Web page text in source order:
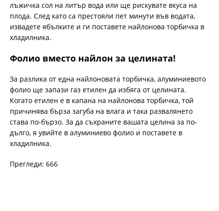
лъжичка сол на литър вода или ще рискувате вкуса на
плода. След като са престояли пет минути във водата,
извадете ябълките и ги поставете найлонова торбичка в
хладилника.
Фолио вместо найлон за целината!
За разлика от една найлоновата торбичка, алуминиевото
фолио ще запази газ етилен да избяга от целината.
Когато етилен е в капана на найлонова торбичка, той
причинява бърза загуба на влага и така развалянето
става по-бързо. За да съхраните вашата целина за по-
дълго, я увийте в алуминиево фолио и поставете в
хладилника.
Прегледи: 666